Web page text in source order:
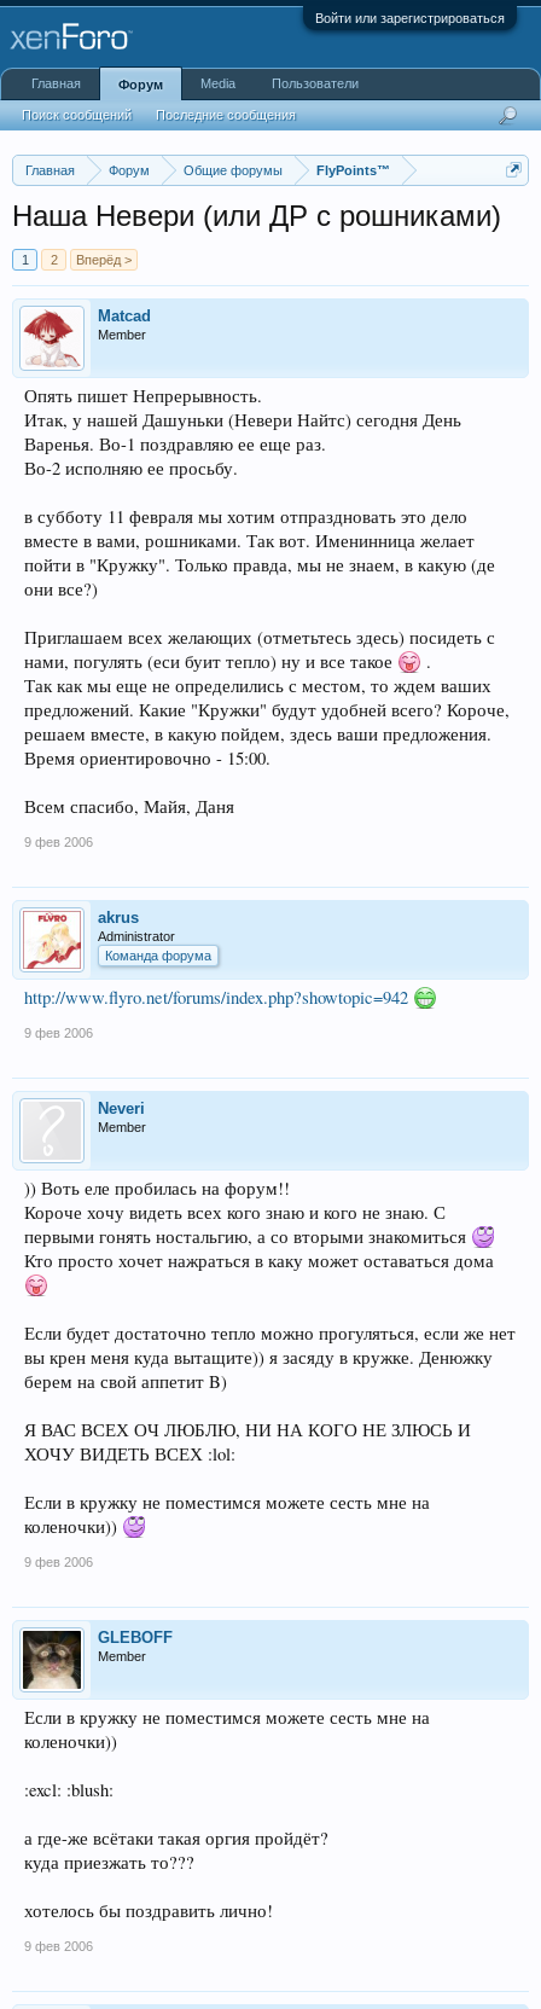
Войти или зарегистрироваться
Главная Форум Общие форумы FlyPoints™
Наша Невери (или ДР с рошниками)
1 2 Вперёд >
Matcad
Member
Опять пишет Непрерывность.
Итак, у нашей Дашуньки (Невери Найтс) сегодня День
Варенья. Во-1 поздравляю ее еще раз.
Во-2 исполняю ее просьбу.
в субботу 11 февраля мы хотим отпраздновать это дело
вместе в вами, рошниками. Так вот. Именинница желает
пойти в "Кружку". Только правда, мы не знаем, в какую (де
они все?)
Приглашаем всех желающих (отметьтесь здесь) посидеть с
нами, погулять (еси буит тепло) ну и все такое
.
Так как мы еще не определились с местом, то ждем ваших
предложений. Какие "Кружки" будут удобней всего? Короче,
решаем вместе, в какую пойдем, здесь ваши предложения.
Время ориентировочно - 15:00.
Всем спасибо, Майя, Даня
9 фев 2006
akrus
Administrator
Команда форума
http://www.flyro.net/forums/index.php?showtopic=942
9 фев 2006
Neveri
Member
)) Воть еле пробилась на форум!!
Короче хочу видеть всех кого знаю и кого не знаю. С
первыми гонять ностальгию, а со вторыми знакомиться
Кто просто хочет нажраться в каку может оставаться дома
Если будет достаточно тепло можно прогуляться, если же нет
вы крен меня куда вытащите)) я засяду в кружке. Денюжку
берем на свой аппетит B)
Я ВАС ВСЕХ ОЧ ЛЮБЛЮ, НИ НА КОГО НЕ ЗЛЮСЬ И
ХОЧУ ВИДЕТЬ ВСЕХ :lol:
Если в кружку не поместимся можете сесть мне на
коленочки))
9 фев 2006
GLEBOFF
Member
Если в кружку не поместимся можете сесть мне на
коленочки))
:excl: :blush:
а где-же всётаки такая оргия пройдёт?
куда приезжать то???
хотелось бы поздравить лично!
9 фев 2006
Главная Форум
Поиск сообщений Последние сообщения
Media Пользователи